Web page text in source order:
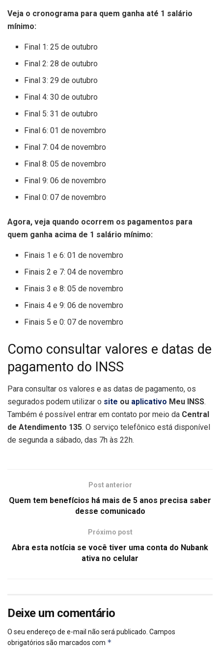
Veja o cronograma para quem ganha até 1 salário
mínimo:
Final 1: 25 de outubro
Final 2: 28 de outubro
Final 3: 29 de outubro
Final 4: 30 de outubro
Final 5: 31 de outubro
Final 6: 01 de novembro
Final 7: 04 de novembro
Final 8: 05 de novembro
Final 9: 06 de novembro
Final 0: 07 de novembro
Agora, veja quando ocorrem os pagamentos para
quem ganha acima de 1 salário mínimo:
Finais 1 e 6: 01 de novembro
Finais 2 e 7: 04 de novembro
Finais 3 e 8: 05 de novembro
Finais 4 e 9: 06 de novembro
Finais 5 e 0: 07 de novembro
Como consultar valores e datas de
pagamento do INSS
Para consultar os valores e as datas de pagamento, os
segurados podem utilizar o site ou aplicativo Meu INSS.
Também é possível entrar em contato por meio da Central
de Atendimento 135. O serviço telefônico está disponível
de segunda a sábado, das 7h às 22h.
Post anterior
Quem tem benefícios há mais de 5 anos precisa saber
desse comunicado
Próximo post
Abra esta notícia se você tiver uma conta do Nubank
ativa no celular
Deixe um comentário
O seu endereço de e-mail não será publicado. Campos
obrigatórios são marcados com *